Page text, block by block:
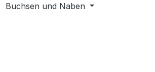
Buchsen und Naben